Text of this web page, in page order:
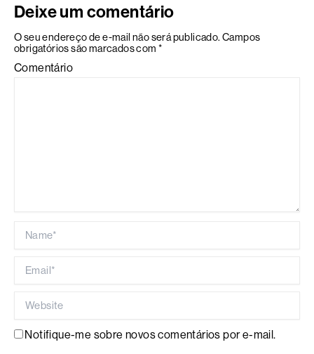
Deixe um comentário
O seu endereço de e-mail não será publicado. Campos
obrigatórios são marcados com *
Comentário
Notifique-me sobre novos comentários por e-mail.